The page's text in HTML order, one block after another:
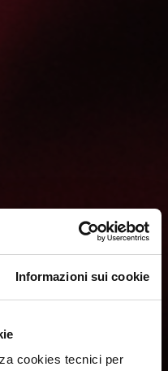
Informazioni sui cookie
cookies tecnici per